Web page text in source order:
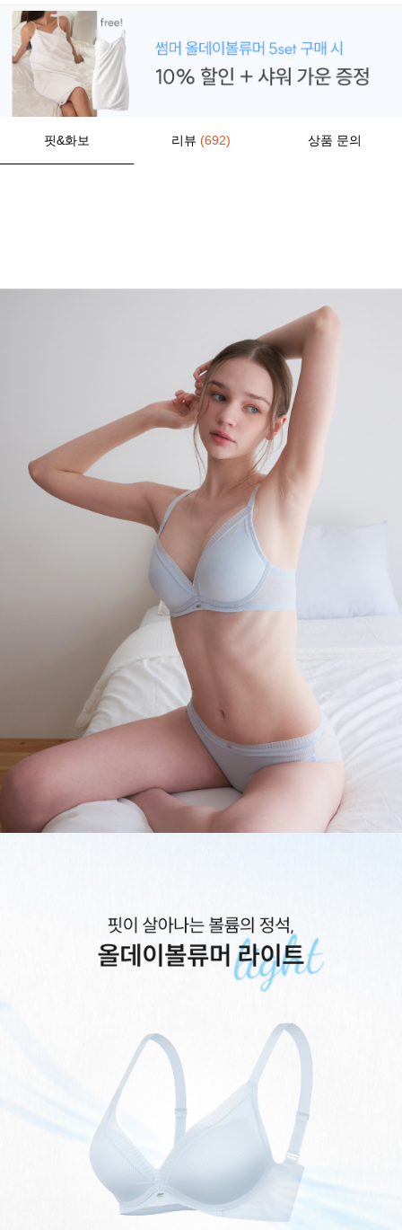
핏&화보 리뷰 (692) 상품 문의